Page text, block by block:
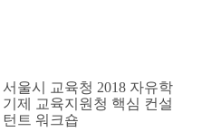
서울시 교육청 2018 자유학
기제 교육지원청 핵심 컨설
턴트 워크숍